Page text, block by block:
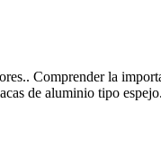
Comprender la
de aluminio tipo